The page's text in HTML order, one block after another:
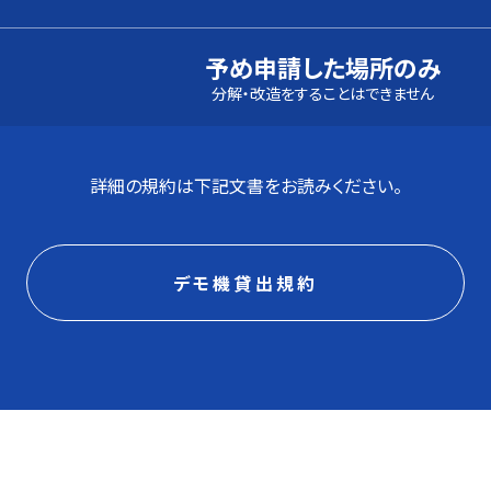
予め申請した場所のみ
分解・改造をすることはできません
詳細の規約は下記文書をお読みください。
デモ機貸出規約